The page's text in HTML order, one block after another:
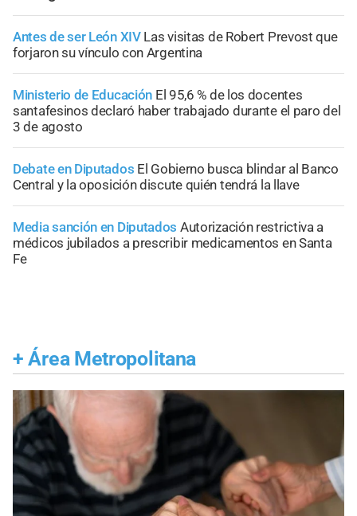
Antes de ser León XIV Las visitas de Robert Prevost que
forjaron su vínculo con Argentina
Ministerio de Educación El 95,6 % de los docentes
santafesinos declaró haber trabajado durante el paro del
3 de agosto
Debate en Diputados El Gobierno busca blindar al Banco
Central y la oposición discute quién tendrá la llave
Media sanción en Diputados Autorización restrictiva a
médicos jubilados a prescribir medicamentos en Santa
Fe
+ Área Metropolitana